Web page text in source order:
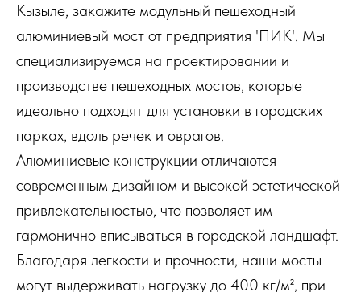
Кызыле, закажите модульный пешеходный
алюминиевый мост от предприятия 'ПИК'. Мы
специализируемся на проектировании и
производстве пешеходных мостов, которые
идеально подходят для установки в городских
парках, вдоль речек и оврагов.
Алюминиевые конструкции отличаются
современным дизайном и высокой эстетической
привлекательностью, что позволяет им
гармонично вписываться в городской ландшафт.
Благодаря легкости и прочности, наши мосты
могут выдерживать нагрузку до 400 кг/м², при